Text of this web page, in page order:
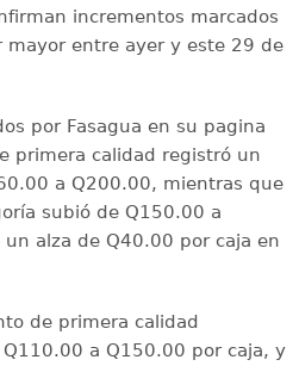
incrementos marcados
mayor entre ayer y este 29 de
por Fasagua en su pagina
primera calidad registró un
a Q200.00, mientras que
subió de Q150.00 a
alza de Q40.00 por caja en
de primera calidad
a Q150.00 por caja, y